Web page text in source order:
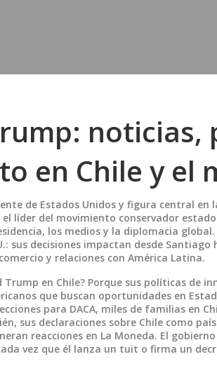
noticias,
en Chile y el
de Estados Unidos y figura central
líder del movimiento conservador
los medios y la diplomacia global.
sus decisiones impactan desde
y relaciones con América Latina.
Trump en Chile? Porque sus políticas de
que buscan oportunidades en
para DACA, miles de familias en
sus declaraciones sobre Chile como
reacciones en La Moneda. El
vez que él lanza un tuit o firma un